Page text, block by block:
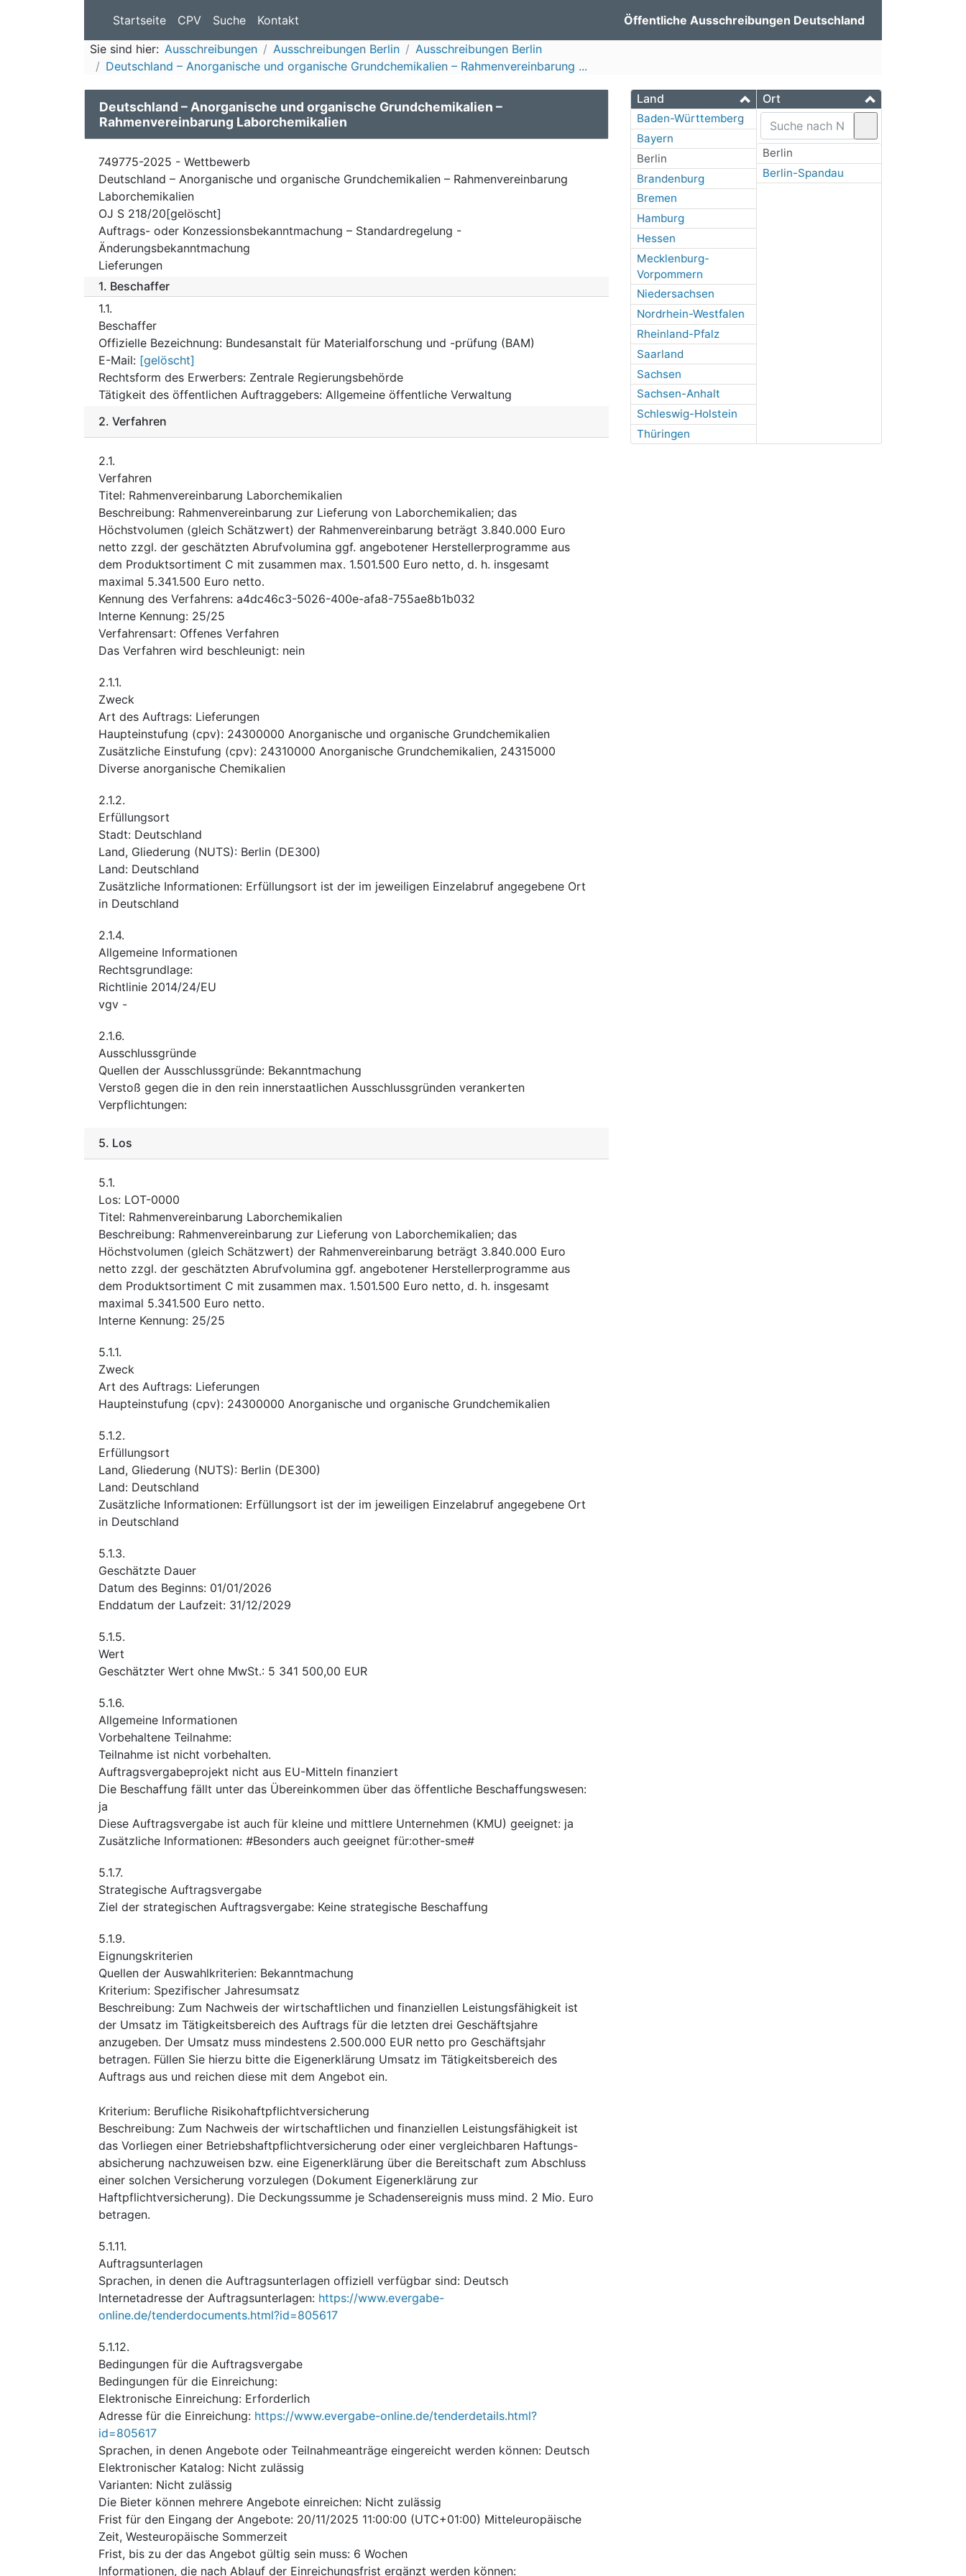
Startseite CPV Suche Kontakt Öffentliche Ausschreibungen Deutschland
Sie sind hier: Ausschreibungen Ausschreibungen Berlin
Ausschreibungen Berlin
Deutschland – Anorganische und organische Grundchemikalien – Rahmenvereinbarung ...
Land
Baden-Württemberg
Bayern
Berlin
Brandenburg
Bremen
Hamburg
Hessen
Mecklenburg-
Vorpommern
Niedersachsen
Nordrhein-Westfalen
Rheinland-Pfalz
Saarland
Sachsen
Sachsen-Anhalt
Schleswig-Holstein
Thüringen
Ort
Berlin
Berlin-Spandau
Deutschland – Anorganische und organische Grundchemikalien –
Rahmenvereinbarung Laborchemikalien
749775-2025 - Wettbewerb
Deutschland – Anorganische und organische Grundchemikalien – Rahmenvereinbarung
Laborchemikalien
OJ S 218/20[gelöscht]
Auftrags- oder Konzessionsbekanntmachung – Standardregelung -
Änderungsbekanntmachung
Lieferungen
1. Beschaffer
1.1.
Beschaffer
Offizielle Bezeichnung: Bundesanstalt für Materialforschung und -prüfung (BAM)
E-Mail: [gelöscht]
Rechtsform des Erwerbers: Zentrale Regierungsbehörde
Tätigkeit des öffentlichen Auftraggebers: Allgemeine öffentliche Verwaltung
2. Verfahren
2.1.
Verfahren
Titel: Rahmenvereinbarung Laborchemikalien
Beschreibung: Rahmenvereinbarung zur Lieferung von Laborchemikalien; das
Höchstvolumen (gleich Schätzwert) der Rahmenvereinbarung beträgt 3.840.000 Euro
netto zzgl. der geschätzten Abrufvolumina ggf. angebotener Herstellerprogramme aus
dem Produktsortiment C mit zusammen max. 1.501.500 Euro netto, d. h. insgesamt
maximal 5.341.500 Euro netto.
Kennung des Verfahrens: a4dc46c3-5026-400e-afa8-755ae8b1b032
Interne Kennung: 25/25
Verfahrensart: Offenes Verfahren
Das Verfahren wird beschleunigt: nein
2.1.1.
Zweck
Art des Auftrags: Lieferungen
Haupteinstufung (cpv): 24300000 Anorganische und organische Grundchemikalien
Zusätzliche Einstufung (cpv): 24310000 Anorganische Grundchemikalien, 24315000
Diverse anorganische Chemikalien
2.1.2.
Erfüllungsort
Stadt: Deutschland
Land, Gliederung (NUTS): Berlin (DE300)
Land: Deutschland
Zusätzliche Informationen: Erfüllungsort ist der im jeweiligen Einzelabruf angegebene Ort
in Deutschland
2.1.4.
Allgemeine Informationen
Rechtsgrundlage:
Richtlinie 2014/24/EU
vgv -
2.1.6.
Ausschlussgründe
Quellen der Ausschlussgründe: Bekanntmachung
Verstoß gegen die in den rein innerstaatlichen Ausschlussgründen verankerten
Verpflichtungen:
5. Los
5.1.
Los: LOT-0000
Titel: Rahmenvereinbarung Laborchemikalien
Beschreibung: Rahmenvereinbarung zur Lieferung von Laborchemikalien; das
Höchstvolumen (gleich Schätzwert) der Rahmenvereinbarung beträgt 3.840.000 Euro
netto zzgl. der geschätzten Abrufvolumina ggf. angebotener Herstellerprogramme aus
dem Produktsortiment C mit zusammen max. 1.501.500 Euro netto, d. h. insgesamt
maximal 5.341.500 Euro netto.
Interne Kennung: 25/25
5.1.1.
Zweck
Art des Auftrags: Lieferungen
Haupteinstufung (cpv): 24300000 Anorganische und organische Grundchemikalien
5.1.2.
Erfüllungsort
Land, Gliederung (NUTS): Berlin (DE300)
Land: Deutschland
Zusätzliche Informationen: Erfüllungsort ist der im jeweiligen Einzelabruf angegebene Ort
in Deutschland
5.1.3.
Geschätzte Dauer
Datum des Beginns: 01/01/2026
Enddatum der Laufzeit: 31/12/2029
5.1.5.
Wert
Geschätzter Wert ohne MwSt.: 5 341 500,00 EUR
5.1.6.
Allgemeine Informationen
Vorbehaltene Teilnahme:
Teilnahme ist nicht vorbehalten.
Auftragsvergabeprojekt nicht aus EU-Mitteln finanziert
Die Beschaffung fällt unter das Übereinkommen über das öffentliche Beschaffungswesen:
ja
Diese Auftragsvergabe ist auch für kleine und mittlere Unternehmen (KMU) geeignet: ja
Zusätzliche Informationen: #Besonders auch geeignet für:other-sme#
5.1.7.
Strategische Auftragsvergabe
Ziel der strategischen Auftragsvergabe: Keine strategische Beschaffung
5.1.9.
Eignungskriterien
Quellen der Auswahlkriterien: Bekanntmachung
Kriterium: Spezifischer Jahresumsatz
Beschreibung: Zum Nachweis der wirtschaftlichen und finanziellen Leistungsfähigkeit ist
der Umsatz im Tätigkeitsbereich des Auftrags für die letzten drei Geschäftsjahre
anzugeben. Der Umsatz muss mindestens 2.500.000 EUR netto pro Geschäftsjahr
betragen. Füllen Sie hierzu bitte die Eigenerklärung Umsatz im Tätigkeitsbereich des
Auftrags aus und reichen diese mit dem Angebot ein.
Kriterium: Berufliche Risikohaftpflichtversicherung
Beschreibung: Zum Nachweis der wirtschaftlichen und finanziellen Leistungsfähigkeit ist
das Vorliegen einer Betriebshaftpflichtversicherung oder einer vergleichbaren Haftungs-
absicherung nachzuweisen bzw. eine Eigenerklärung über die Bereitschaft zum Abschluss
einer solchen Versicherung vorzulegen (Dokument Eigenerklärung zur
Haftpflichtversicherung). Die Deckungssumme je Schadensereignis muss mind. 2 Mio. Euro
betragen.
5.1.11.
Auftragsunterlagen
Sprachen, in denen die Auftragsunterlagen offiziell verfügbar sind: Deutsch
Internetadresse der Auftragsunterlagen: https://www.evergabe-
online.de/tenderdocuments.html?id=805617
5.1.12.
Bedingungen für die Auftragsvergabe
Bedingungen für die Einreichung:
Elektronische Einreichung: Erforderlich
Adresse für die Einreichung: https://www.evergabe-online.de/tenderdetails.html?
id=805617
Sprachen, in denen Angebote oder Teilnahmeanträge eingereicht werden können: Deutsch
Elektronischer Katalog: Nicht zulässig
Varianten: Nicht zulässig
Die Bieter können mehrere Angebote einreichen: Nicht zulässig
Frist für den Eingang der Angebote: 20/11/2025 11:00:00 (UTC+01:00) Mitteleuropäische
Zeit, Westeuropäische Sommerzeit
Frist, bis zu der das Angebot gültig sein muss: 6 Wochen
Informationen, die nach Ablauf der Einreichungsfrist ergänzt werden können: